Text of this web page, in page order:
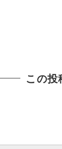
この